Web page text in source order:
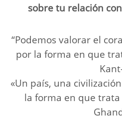
sobre tu relación
“Podemos valorar el
por la forma en que
«Un país, una
la forma en que trata